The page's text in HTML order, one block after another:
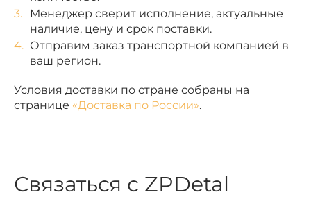
Менеджер сверит исполнение, актуальные
наличие, цену и срок поставки.
Отправим заказ транспортной компанией в
ваш регион.
Условия доставки по стране собраны на
странице «Доставка по России».
Связаться с ZPDetal